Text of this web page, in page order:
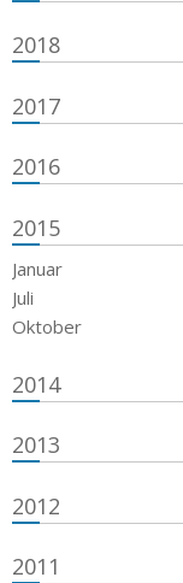
2018
2017
2016
2015
Januar
Juli
Oktober
2014
2013
2012
2011